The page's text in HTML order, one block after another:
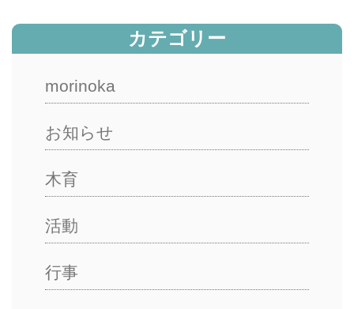
カテゴリー
morinoka
お知らせ
木育
活動
行事